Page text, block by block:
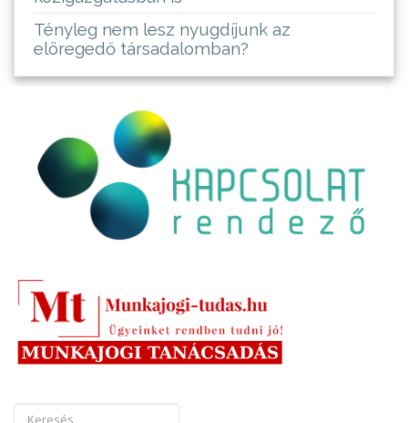
Tényleg nem lesz nyugdíjunk az
elöregedő társadalomban?